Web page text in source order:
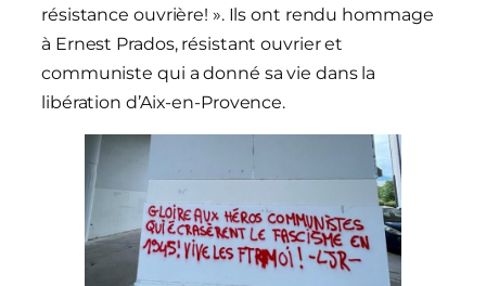
résistance ouvrière! ». Ils ont rendu hommage
à Ernest Prados, résistant ouvrier et
communiste qui a donné sa vie dans la
libération d’Aix-en-Provence.